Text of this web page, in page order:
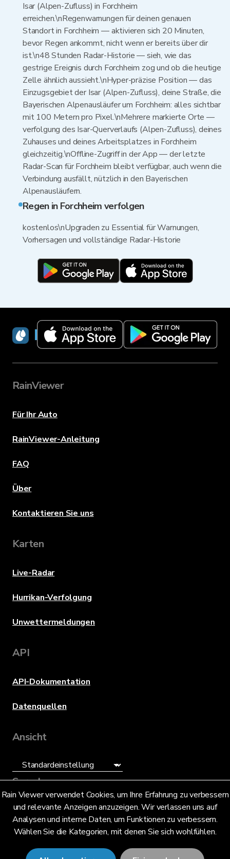
Isar (Alpen-Zufluss) in Forchheim
erreichen.\nRegenwarnungen für deinen genauen
Standort in Forchheim — aktivieren sich 20 Minuten,
bevor Regen ankommt, nicht wenn er bereits über dir
ist.\n48 Stunden Radar-Historie — sieh, wie das
gestrige Ereignis durch Forchheim zog und ob die heutige
Zelle ähnlich aussieht.\nHyper-präzise Position — das
Einzugsgebiet der Isar (Alpen-Zufluss), deine Straße, die
Bayerischen Alpenausläufer um Forchheim: alles sichtbar
mit 100 Metern pro Pixel.\nMehrere markierte Orte —
verfolgung des Isar-Querverlaufs (Alpen-Zufluss), deines
Zuhauses und deines Arbeitsplatzes in Forchheim
gleichzeitig.\nOffline-Zugriff in der App — der letzte
Radar-Scan für Forchheim bleibt verfügbar, auch wenn die
Verbindung ausfällt, nützlich in den Bayerischen
Alpenausläufern.
Regen in Forchheim verfolgen
kostenlos\nUpgraden zu Essential für Warnungen,
Vorhersagen und vollständige Radar-Historie
Rain Viewer verwendet Cookies, um Ihre Erfahrung zu verbessern
und relevante Anzeigen anzuzeigen. Wir verlassen uns auf
Analysen und interne Daten, um Funktionen zu verbessern.
Wählen Sie die Kategorien, mit denen Sie sich wohlfühlen.
RainViewer
RainViewer
Für Ihr Auto
RainViewer-Anleitung
FAQ
Über
Kontaktieren Sie uns
Karten
Live-Radar
Hurrikan-Verfolgung
Unwettermeldungen
API
API-Dokumentation
Datenquellen
Ansicht
Sprache
Deutsch (DE)